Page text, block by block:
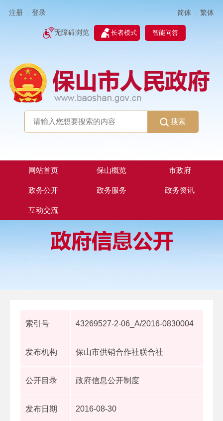
注册 登录 简体 | 繁体
无障碍浏览 长者模式 智能问答
搜索
网站首页 保山概览 市政府
政务公开 政务服务 政务资讯
互动交流
索引号 43269527-2-06_A/2016-0830004
发布机构 保山市供销合作社联合社
公开目录 政府信息公开制度
发布日期 2016-08-30